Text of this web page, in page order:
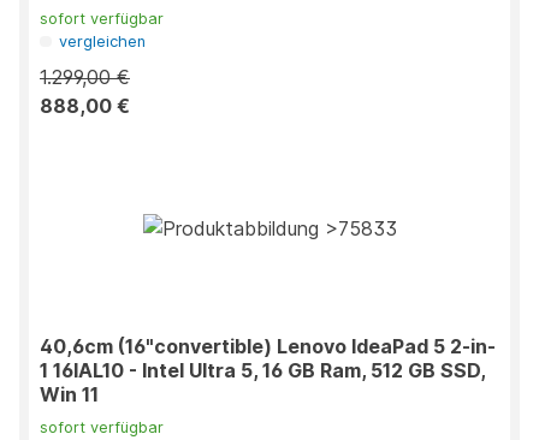
sofort verfügbar
vergleichen
1.299,00 €
888,00 €
40,6cm (16"convertible) Lenovo IdeaPad 5 2-in-
1 16IAL10 - Intel Ultra 5, 16 GB Ram, 512 GB SSD,
Win 11
sofort verfügbar